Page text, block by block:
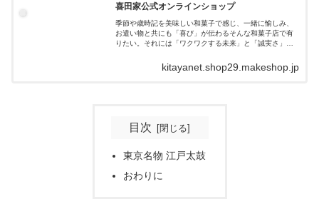
喜田家公式オンラインショップ
季節や歳時記を美味しい和菓子で感じ、一緒に愉しみ、
お遣い物と共にも「喜び」が伝わるそんな和菓子店で有
りたい。それには「ワクワクする未来」と「誠実さ」が
kitayanet.shop29.makeshop.jp
目次
東京名物 江戸太鼓
おわりに